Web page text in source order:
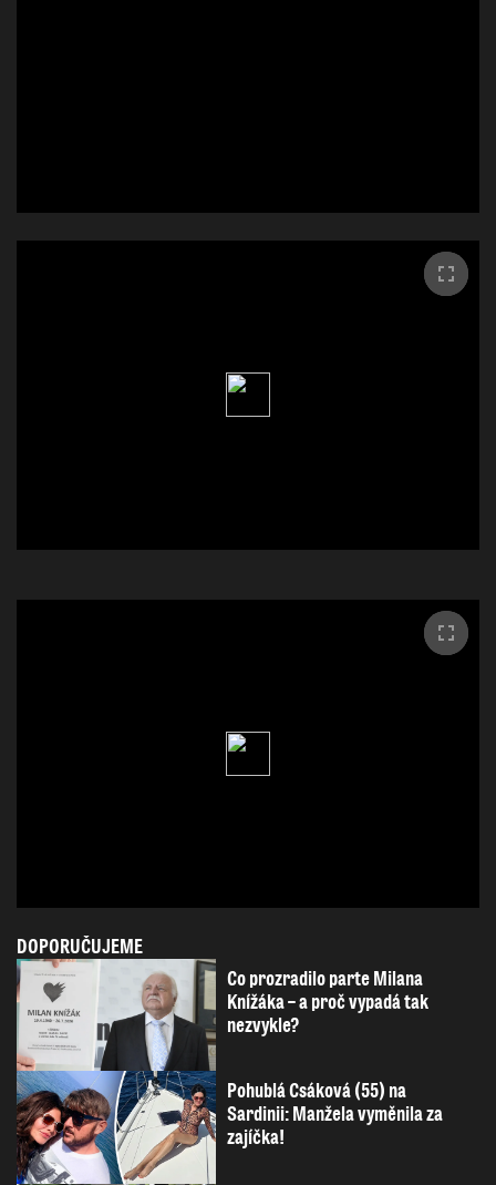
DOPORUČUJEME
Co prozradilo parte Milana
Knížáka – a proč vypadá tak
nezvykle?
Pohublá Csáková (55) na
Sardinii: Manžela vyměnila za
zajíčka!